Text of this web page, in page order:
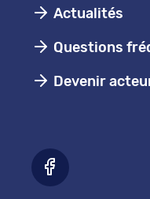
Actualités
Questions
Devenir